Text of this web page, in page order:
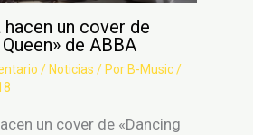
un cover de
de ABBA
/ Noticias / Por B-Music/
un cover de «Dancing